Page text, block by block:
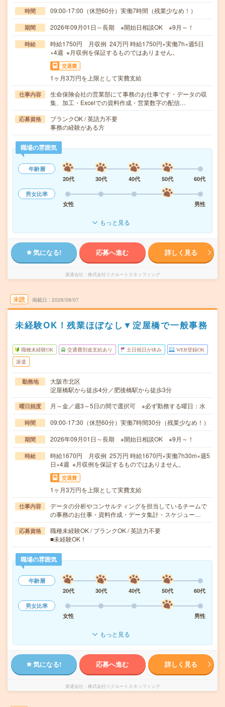
時間 09:00-17:00（休憩60分）実働7時間（残業少なめ！）
期間 2026年09月01日～長期 ※開始日相談OK ※9月～！
時給
時給1750円 月収例 24万円 時給1750円×実働7h×週5日
×4週 ※月収例を保証するものではありません。
交通費
1ヶ月3万円を上限として実費支給
仕事内容
生命保険会社の営業部にて事務のお仕事です・データの収
集、加工・Excelでの資料作成・営業数字の配信…
応募資格
ブランクOK / 英語力不要
事務の経験がある方
職場の雰囲気
年齢層
20代
30代 40代 50代
60代
男女比率
女性
男性
もっと見る
気になる! 応募へ進む 詳しく見る
派遣会社 株式会社リクルートスタッフィング
未読 掲載日 2026/08/07
未経験OK！残業ほぼなし▼淀屋橋で一般事務
職種未経験OK 交通費別途支給あり 土日祝日が休み WEB登録OK
派遣
勤務地
大阪市北区
淀屋橋駅から徒歩4分／肥後橋駅から徒歩3分
曜日頻度 月～金／週3～5日の間で選択可 ※必ず勤務する曜日：水
時間 09:00-17:30（休憩60分）実働7時間30分（残業少なめ！）
期間 2026年09月01日～長期 ※開始日相談OK ※9月～！
時給
時給1670円 月収例 25万円 時給1670円×実働7h30m×週5
日×4週 ※月収例を保証するものではありません。
交通費
1ヶ月3万円を上限として実費支給
仕事内容
データの分析やコンサルティングを担当しているチームで
の事務のお仕事・資料作成・データ集計・スケジュー…
応募資格
職種未経験OK / ブランクOK / 英語力不要
■未経験OK！
職場の雰囲気
年齢層
20代
30代 40代 50代
60代
男女比率
女性
男性
もっと見る
気になる! 応募へ進む 詳しく見る
派遣会社 株式会社リクルートスタッフィング